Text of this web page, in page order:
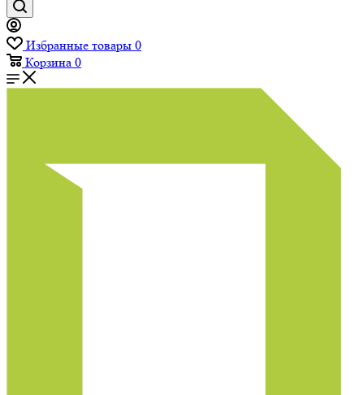
Избранные товары 0
Корзина 0